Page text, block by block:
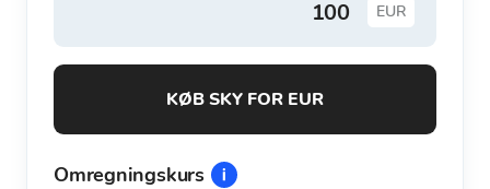
EUR
KØB SKY FOR EUR
Omregningskurs